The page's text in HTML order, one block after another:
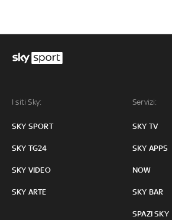
I siti Sky:
SKY SPORT
SKY TG24
SKY VIDEO
SKY ARTE
Servizi:
SKY TV
SKY APPS
NOW
SKY BAR
SPAZI SKY